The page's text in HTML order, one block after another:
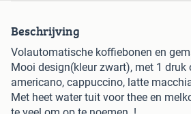
Beschrijving
Volautomatische koffiebonen en
Mooi design(kleur zwart), met 1 druk
americano, cappuccino, latte
Met heet water tuit voor thee en